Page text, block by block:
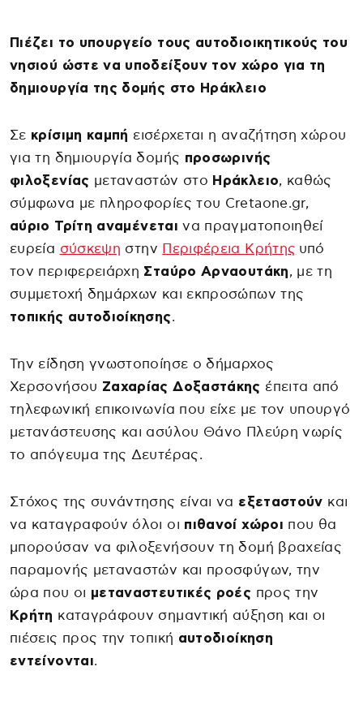
Πιέζει το υπουργείο τους αυτοδιοικητικούς του
νησιού ώστε να υποδείξουν τον χώρο για τη
δημιουργία της δομής στο Ηράκλειο
Σε κρίσιμη καμπή εισέρχεται η αναζήτηση χώρου
για τη δημιουργία δομής προσωρινής
φιλοξενίας μεταναστών στο Ηράκλειο, καθώς
σύμφωνα με πληροφορίες του Cretaone.gr,
αύριο Τρίτη αναμένεται να πραγματοποιηθεί
ευρεία σύσκεψη στην Περιφέρεια Κρήτης υπό
τον περιφερειάρχη Σταύρο Αρναουτάκη, με τη
συμμετοχή δημάρχων και εκπροσώπων της
τοπικής αυτοδιοίκησης.
Την είδηση γνωστοποίησε ο δήμαρχος
Χερσονήσου Ζαχαρίας Δοξαστάκης έπειτα από
τηλεφωνική επικοινωνία που είχε με τον υπουργό
μετανάστευσης και ασύλου Θάνο Πλεύρη νωρίς
το απόγευμα της Δευτέρας.
Στόχος της συνάντησης είναι να εξεταστούν και
να καταγραφούν όλοι οι πιθανοί χώροι που θα
μπορούσαν να φιλοξενήσουν τη δομή βραχείας
παραμονής μεταναστών και προσφύγων, την
ώρα που οι μεταναστευτικές ροές προς την
Κρήτη καταγράφουν σημαντική αύξηση και οι
πιέσεις προς την τοπική αυτοδιοίκηση
εντείνονται.